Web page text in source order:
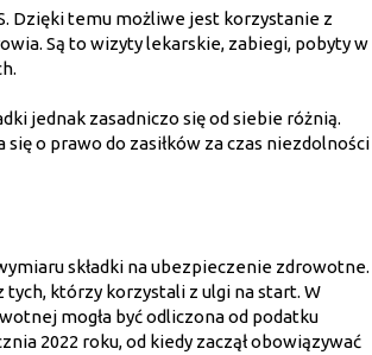
Dzięki temu możliwe jest korzystanie z
Są to wizyty lekarskie, zabiegi, pobyty w
jednak zasadniczo się od siebie różnią.
o prawo do zasiłków za czas niezdolności
składki na ubezpieczenie zdrowotne.
tych, którzy korzystali z ulgi na start. W
mogła być odliczona od podatku
2022 roku, od kiedy zaczął obowiązywać